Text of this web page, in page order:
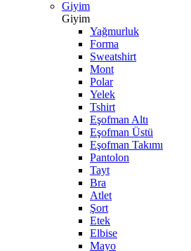
Giyim
Giyim
Yağmurluk
Forma
Sweatshirt
Mont
Polar
Yelek
Tshirt
Eşofman Altı
Eşofman Üstü
Eşofman Takımı
Pantolon
Tayt
Bra
Atlet
Şort
Etek
Elbise
Mayo